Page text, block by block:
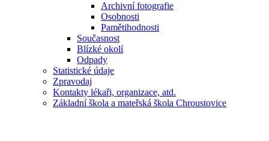
Archivní fotografie
Osobnosti
Pamětihodnosti
Současnost
Blízké okolí
Odpady
Statistické údaje
Zpravodaj
Kontakty lékaři, organizace, atd.
Základní škola a mateřská škola Chroustovice